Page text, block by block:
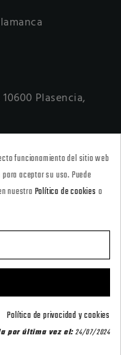
Plasencia,


funcionamiento del sitio web
aceptar su uso. Puede
nuestra Política de cookies o
Política de privacidad y cookies
por última vez el:24/07/2024